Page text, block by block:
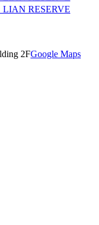
2FGoogle Maps